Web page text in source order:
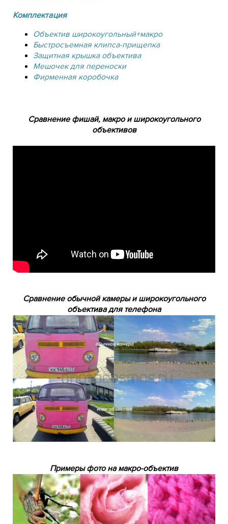
Комплектация
Объектив широкоугольный+макро
Быстросъемная клипса-прищепка
Защитная крышка объектива
Мешочек для переноски
Фирменная коробочка
Сравнение фишай, макро и широкоугольного
объективов
Сравнение обычной камеры и широкоугольного
объектива для телефона
Примеры фото на макро-объектив